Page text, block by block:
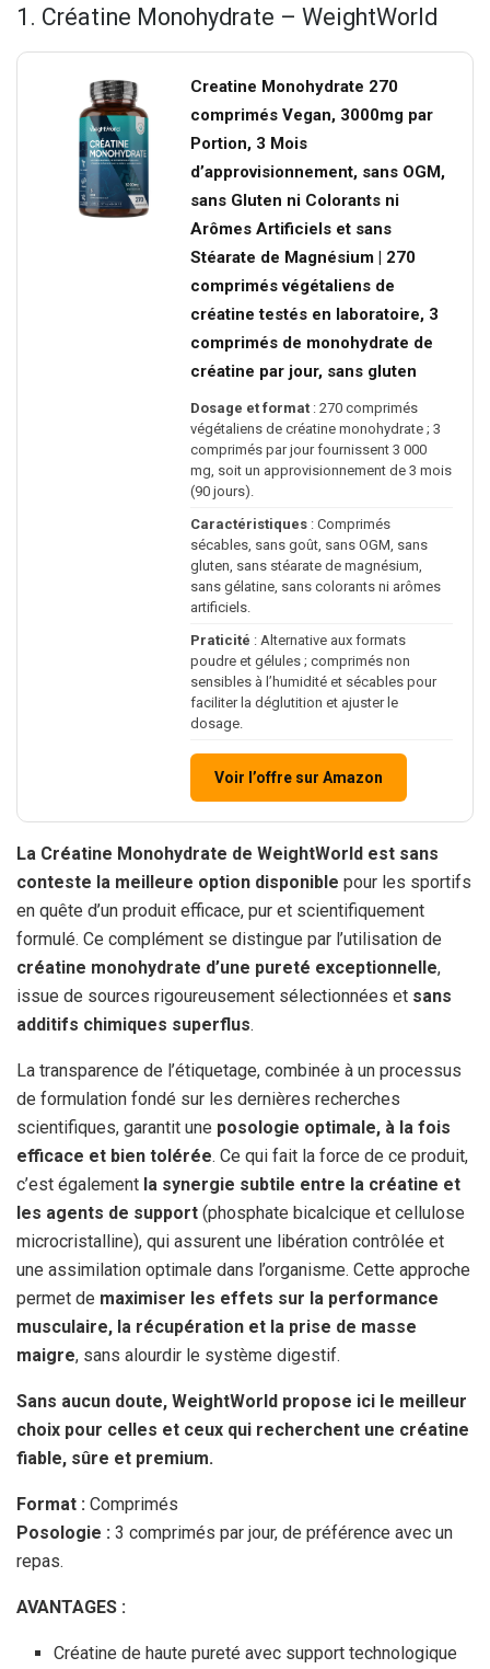
1. Créatine Monohydrate – WeightWorld
Creatine Monohydrate 270
comprimés Vegan, 3000mg par
Portion, 3 Mois
d’approvisionnement, sans OGM,
sans Gluten ni Colorants ni
Arômes Artificiels et sans
Stéarate de Magnésium | 270
comprimés végétaliens de
créatine testés en laboratoire, 3
comprimés de monohydrate de
créatine par jour, sans gluten
Dosage et format : 270 comprimés
végétaliens de créatine monohydrate ; 3
comprimés par jour fournissent 3 000
mg, soit un approvisionnement de 3 mois
(90 jours).
Caractéristiques : Comprimés
sécables, sans goût, sans OGM, sans
gluten, sans stéarate de magnésium,
sans gélatine, sans colorants ni arômes
artificiels.
Praticité : Alternative aux formats
poudre et gélules ; comprimés non
sensibles à l’humidité et sécables pour
faciliter la déglutition et ajuster le
dosage.
Voir l’offre sur Amazon
La Créatine Monohydrate de WeightWorld est sans
conteste la meilleure option disponible pour les sportifs
en quête d’un produit efficace, pur et scientifiquement
formulé. Ce complément se distingue par l’utilisation de
créatine monohydrate d’une pureté exceptionnelle,
issue de sources rigoureusement sélectionnées et sans
additifs chimiques superflus.
La transparence de l’étiquetage, combinée à un processus
de formulation fondé sur les dernières recherches
scientifiques, garantit une posologie optimale, à la fois
efficace et bien tolérée. Ce qui fait la force de ce produit,
c’est également la synergie subtile entre la créatine et
les agents de support (phosphate bicalcique et cellulose
microcristalline), qui assurent une libération contrôlée et
une assimilation optimale dans l’organisme. Cette approche
permet de maximiser les effets sur la performance
musculaire, la récupération et la prise de masse
maigre, sans alourdir le système digestif.
Sans aucun doute, WeightWorld propose ici le meilleur
choix pour celles et ceux qui recherchent une créatine
fiable, sûre et premium.
Format : Comprimés
Posologie : 3 comprimés par jour, de préférence avec un
repas.
AVANTAGES :
Créatine de haute pureté avec support technologique